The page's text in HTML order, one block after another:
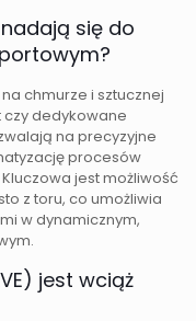
się do
chmurze i sztucznej
czy dedykowane
na precyzyjne
procesów
jest możliwość
z toru, co umożliwia
w dynamicznym,
jest wciąż